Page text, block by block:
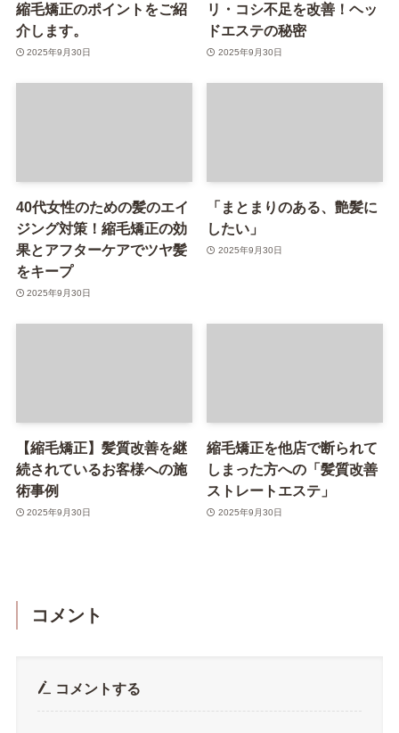
縮毛矯正のポイントをご紹
介します。
2025年9月30日
リ・コシ不足を改善！ヘッ
ドエステの秘密
2025年9月30日
40代女性のための髪のエイ
ジング対策！縮毛矯正の効
果とアフターケアでツヤ髪
をキープ
2025年9月30日
「まとまりのある、艶髪に
したい」
2025年9月30日
【縮毛矯正】髪質改善を継
続されているお客様への施
術事例
2025年9月30日
縮毛矯正を他店で断られて
しまった方への「髪質改善
ストレートエステ」
2025年9月30日
コメント
コメントする